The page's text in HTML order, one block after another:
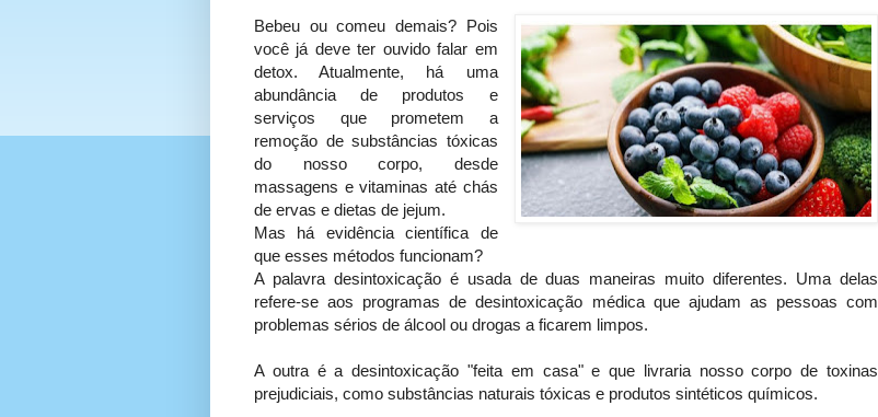
Bebeu ou comeu demais? Pois
você já deve ter ouvido falar em
detox. Atualmente, há uma
abundância de produtos e
serviços que prometem a
remoção de substâncias tóxicas
do nosso corpo, desde
massagens e vitaminas até chás
de ervas e dietas de jejum.
Mas há evidência científica de
que esses métodos funcionam?
A palavra desintoxicação é usada de duas maneiras muito diferentes. Uma delas
refere-se aos programas de desintoxicação médica que ajudam as pessoas com
problemas sérios de álcool ou drogas a ficarem limpos.
A outra é a desintoxicação "feita em casa" e que livraria nosso corpo de toxinas
prejudiciais, como substâncias naturais tóxicas e produtos sintéticos químicos.